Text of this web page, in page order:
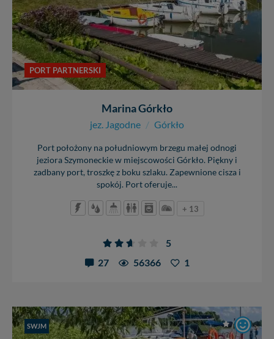
PORT PARTNERSKI
Marina Górkło
jez. Jagodne / Górkło
Port położony na południowym brzegu małej odnogi
jeziora Szymoneckie w miejscowości Górkło. Piękny i
zadbany port, troszkę z boku szlaku. Zapewnione cisza i
spokój. Port oferuje...
+ 13
5
27
56366 1
SWJM